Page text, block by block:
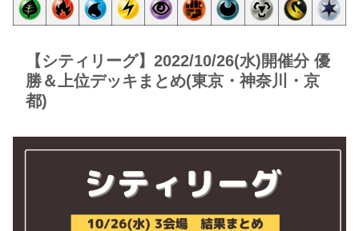
【シティリーグ】2022/10/26(水)開催分 優
勝＆上位デッキまとめ(東京・神奈川・京
都)